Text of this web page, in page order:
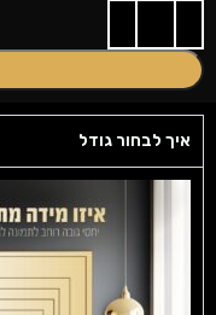
איך לבחור גודל